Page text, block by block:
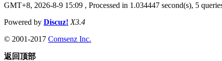
GMT+8, 2026-8-9 15:09 , Processed in 1.034447 second(s), 5
Powered by Discuz! X3.4
© 2001-2017 Comsenz Inc.
返回顶部